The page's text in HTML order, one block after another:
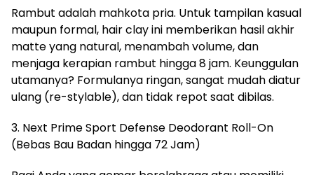
​Rambut adalah mahkota pria. Untuk tampilan kasual
maupun formal, hair clay ini memberikan hasil akhir
matte yang natural, menambah volume, dan
menjaga kerapian rambut hingga 8 jam. Keunggulan
utamanya? Formulanya ringan, sangat mudah diatur
ulang (re-stylable), dan tidak repot saat dibilas.
​3. Next Prime Sport Defense Deodorant Roll-On
(Bebas Bau Badan hingga 72 Jam)